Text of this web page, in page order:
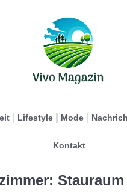
Lifestyle Mode
Kontakt